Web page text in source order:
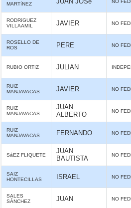
MARTíNEZ
NO
RODRíGUEZ
VILLAAMIL
JAVIER NO
ROSELLO DE
ROS
PERE NO
RUBIO ORTIZ JULIAN
RUIZ
MANJAVACAS
JAVIER NO
RUIZ
MANJAVACAS
JUAN
ALBERTO
NO
RUIZ
MANJAVACAS
FERNANDO NO
SáEZ FLIQUETE
JUAN
BAUTISTA
NO
SAIZ
HONTECILLAS
ISRAEL NO
SALES
SÁNCHEZ
JUAN NO